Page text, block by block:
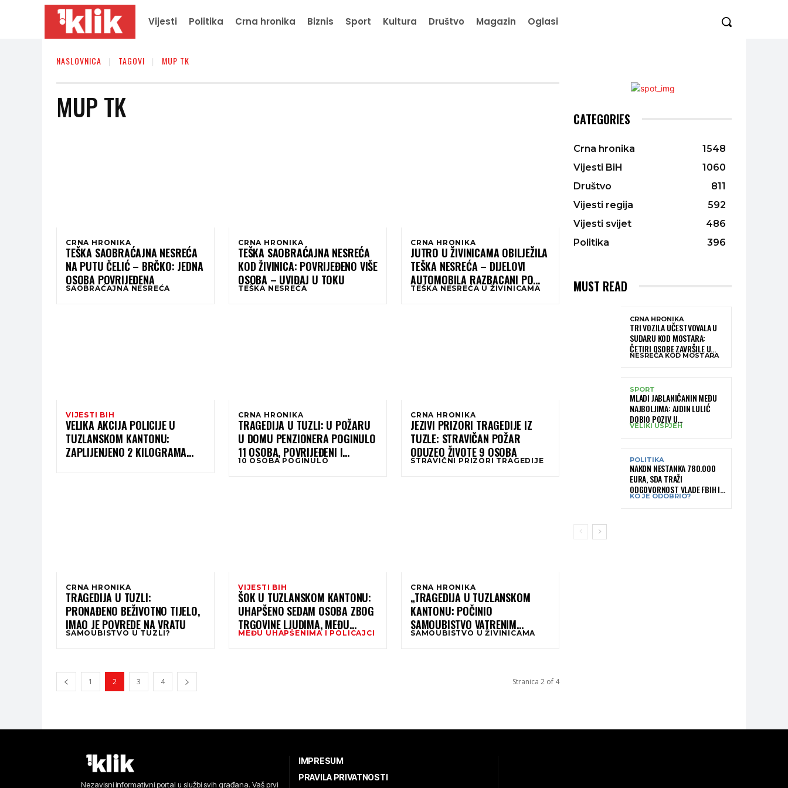
Vijesti Politika Crna hronika Biznis Sport Kultura Društvo Magazin Oglasi
NASLOVNICA TAGOVI MUP TK
MUP TK
CRNA HRONIKA
TEŠKA SAOBRAĆAJNA NESREĆA
NA PUTU ČELIĆ – BRČKO: JEDNA
OSOBA POVRIJEĐENA
SAOBRAĆAJNA NESREĆA
CRNA HRONIKA
TEŠKA SAOBRAĆAJNA NESREĆA
KOD ŽIVINICA: POVRIJEĐENO VIŠE
OSOBA – UVIĐAJ U TOKU
TEŠKA NESREĆA
CRNA HRONIKA
JUTRO U ŽIVINICAMA OBILJEŽILA
TEŠKA NESREĆA – DIJELOVI
AUTOMOBILA RAZBACANI PO
CESTI
TEŠKA NESREĆA U ŽIVINICAMA
VIJESTI BIH
VELIKA AKCIJA POLICIJE U
TUZLANSKOM KANTONU:
ZAPLIJENJENO 2 KILOGRAMA
CRNA HRONIKA
TRAGEDIJA U TUZLI: U POŽARU
U DOMU PENZIONERA POGINULO
11 OSOBA, POVRIJEĐENI I
SPASIOCI
10 OSOBA POGINULO
CRNA HRONIKA
JEZIVI PRIZORI TRAGEDIJE IZ
TUZLE: STRAVIČAN POŽAR
ODUZEO ŽIVOTE 9 OSOBA
STRAVIČNI PRIZORI TRAGEDIJE
CRNA HRONIKA
TRAGEDIJA U TUZLI:
PRONAĐENO BEŽIVOTNO TIJELO,
IMAO JE POVREDE NA VRATU
SAMOUBISTVO U TUZLI?
VIJESTI BIH
ŠOK U TUZLANSKOM KANTONU:
UHAPŠENO SEDAM OSOBA ZBOG
TRGOVINE LJUDIMA, MEĐU
NJIMA I POLICAJCI!
MEĐU UHAPŠENIMA I POLICAJCI
CRNA HRONIKA
„TRAGEDIJA U TUZLANSKOM
KANTONU: POČINIO
SAMOUBISTVO VATRENIM
ORUŽJEM
SAMOUBISTVO U ŽIVINICAMA
1 2 3 4 Stranica 2 of 4
CATEGORIES
Crna hronika
1548
Vijesti BiH
1060
Društvo
811
Vijesti regija
592
Vijesti svijet
486
Politika
396
MUST READ
CRNA HRONIKA
TRI VOZILA UČESTVOVALA U
SUDARU KOD MOSTARA:
ČETIRI OSOBE ZAVRŠILE U
BOLNICI
NESREĆA KOD MOSTARA
SPORT
MLADI JABLANIČANIN MEĐU
NAJBOLJIMA: AJDIN LULIĆ
DOBIO POZIV U
REPREZENTACIJU BIH –
VELIKI USPJEH
POLITIKA
NAKON NESTANKA 780.000
EURA, SDA TRAŽI
ODGOVORNOST VLADE FBIH I
RUKOVODSTVA IGMANA
KO JE ODOBRIO?
Nezavisni informativni portal u službi svih građana. Vaš prvi
IMPRESUM
PRAVILA PRIVATNOSTI